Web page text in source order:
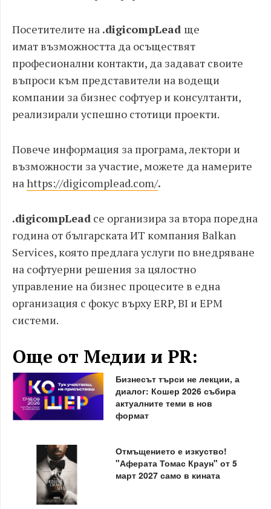
Посетителите на .digicompLead ще
имат възможността да осъществят
професионални контакти, да задават своите
въпроси към представители на водещи
компании за бизнес софтуер и консултанти,
реализирали успешно стотици проекти.
Повече информация за програма, лектори и
възможности за участие, можете да намерите
наhttps://digicomplead.com/.
.digicompLead се организира за втора поредна
година от българската ИТ компания Balkan
Services, която предлага услуги по внедряване
на софтуерни решения за цялостно
управление на бизнес процесите в една
организация с фокус върху ERP, BI и ЕPM
системи.
Още от Медии и PR:
Бизнесът търси не лекции, а
диалог: Кошер 2026 събира
актуалните теми в нов
формат
Отмъщението е изкуство!
"Аферата Томас Краун" от 5
март 2027 само в кината